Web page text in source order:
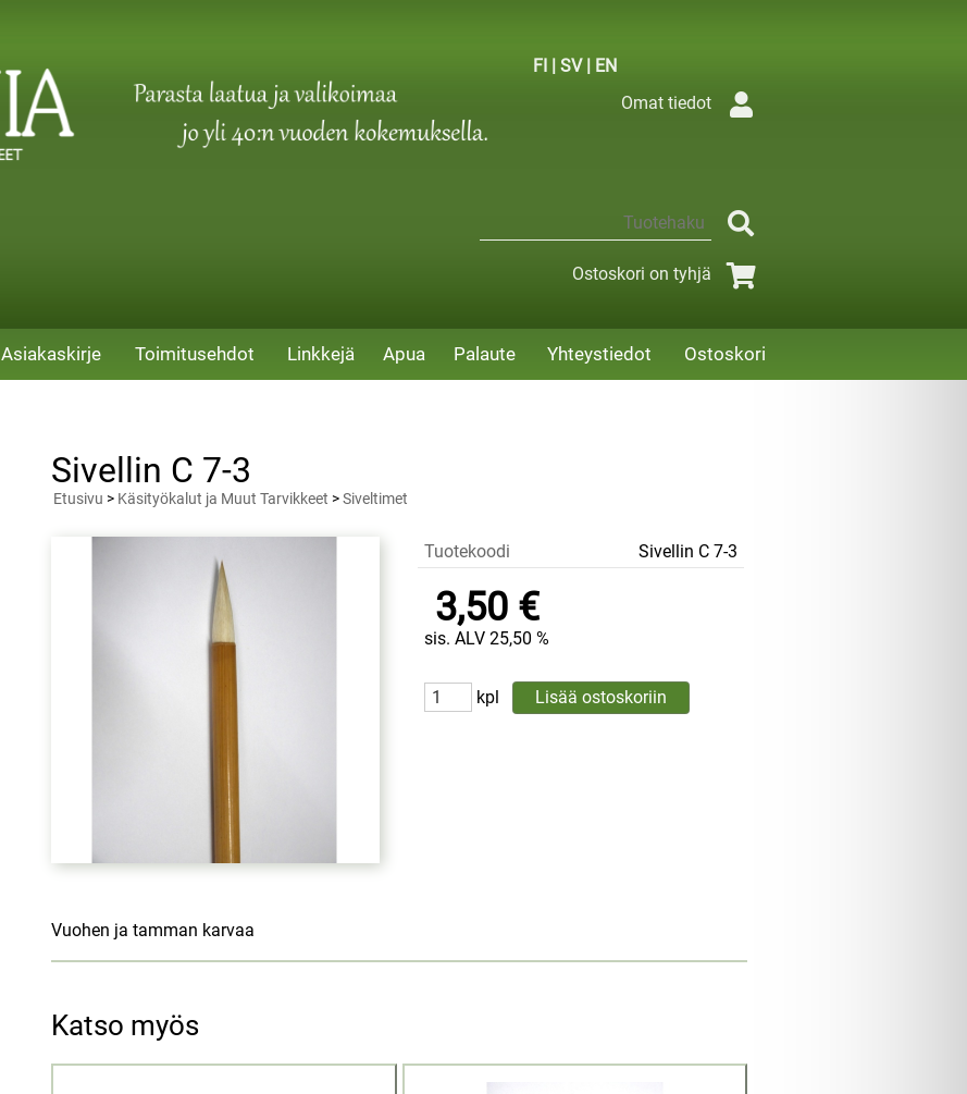
FI | SV| EN
Omat tiedot
Ostoskori on tyhjä
Asiakaskirje Toimitusehdot Linkkejä Apua Palaute Yhteystiedot Ostoskori
Sivellin C 7-3
Etusivu > Käsityökalut ja Muut Tarvikkeet >Siveltimet
Tuotekoodi Sivellin C 7-3
3,50 €
sis. ALV 25,50 %
kpl
Vuohen ja tamman karvaa
Katso myös